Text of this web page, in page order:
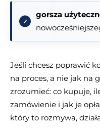
gorsza
Jeśli chcesz poprawić
na proces, a nie jak na
zrozumieć: co kupuje,
zamówienie i jak je
który to rozmywa,